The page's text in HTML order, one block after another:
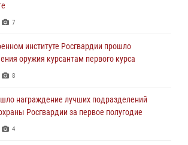
вневедомственной охраны
гражданин, находящийся в розыске
отряда спецназа «Ермак»
по беспарашютному десантированию
Росгвардии почтили память детей
7
институте Росгвардии прошло
оружия курсантам первого курса
8
награждение лучших подразделений
Росгвардии за первое полугодие
4